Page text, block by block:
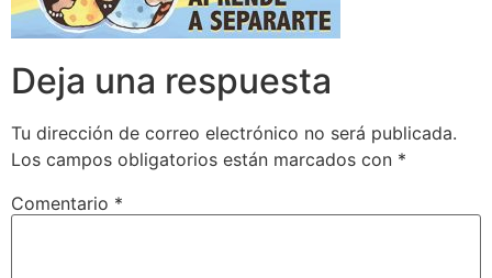
Deja una respuesta
Tu dirección de correo electrónico no será publicada.
Los campos obligatorios están marcados con *
Comentario *